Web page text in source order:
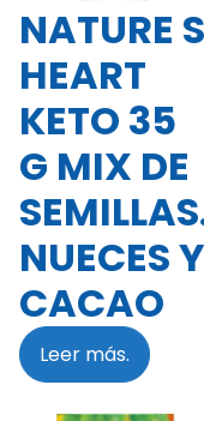
NATURE S
HEART
KETO 35
G MIX DE
NUECES Y
CACAO
Leer más.